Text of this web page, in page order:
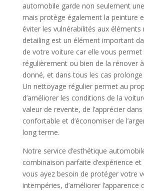
automobile garde non seulement
mais protège également la peinture
éviter les vulnérabilités aux éléments
detailing est un élément important
de votre voiture car elle vous permet
régulièrement ou bien de la rénover
donné, et dans tous les cas prolonge
Un nettoyage régulier permet au
d’améliorer les conditions de la
valeur de revente, de l’apprécier
confortable et d’économiser de
long terme.
Notre service d’esthétique
combinaison parfaite d’expérience et
vous ayez besoin de protéger votre
intempéries, d’améliorer l’apparence